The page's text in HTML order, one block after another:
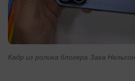
Кадр из ролика блогера Зака